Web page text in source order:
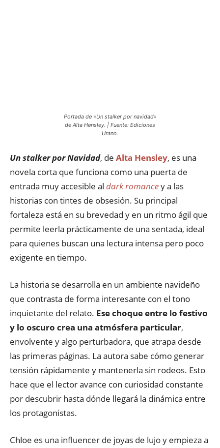
Portada de «Un stalker por navidad»
de Alta Hensley. | Fuente: Ediciones
Urano.
Un stalker por Navidad, de Alta Hensley, es una
novela corta que funciona como una puerta de
entrada muy accesible al dark romancey a las
historias con tintes de obsesión. Su principal
fortaleza está en su brevedad y en un ritmo ágil que
permite leerla prácticamente de una sentada, ideal
para quienes buscan una lectura intensa pero poco
exigente en tiempo.
La historia se desarrolla en un ambiente navideño
que contrasta de forma interesante con el tono
inquietante del relato. Ese choque entre lo festivo
y lo oscuro crea una atmósfera particular,
envolvente y algo perturbadora, que atrapa desde
las primeras páginas. La autora sabe cómo generar
tensión rápidamente y mantenerla sin rodeos. Esto
hace que el lector avance con curiosidad constante
por descubrir hasta dónde llegará la dinámica entre
los protagonistas.
Chloe es una influencer de joyas de lujo y empieza a